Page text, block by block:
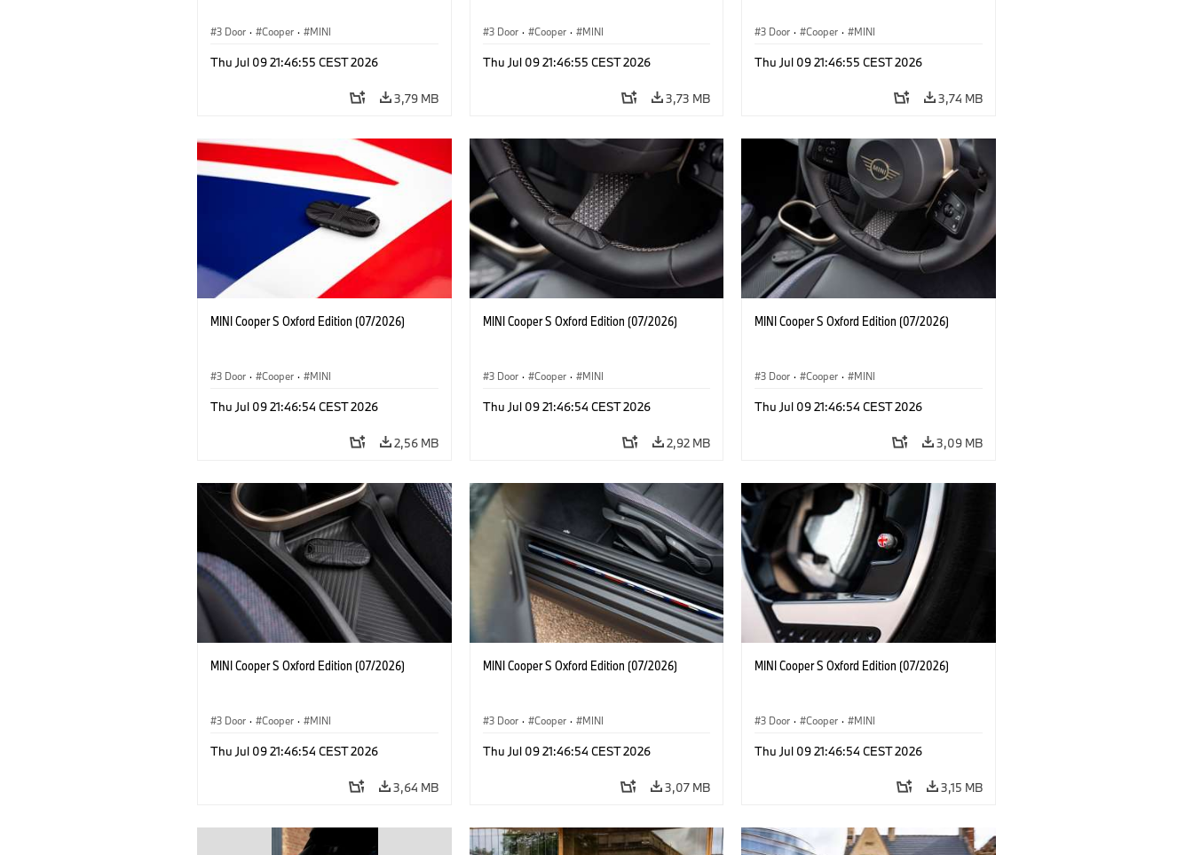
3 Door · Cooper · MINI
Thu Jul 09 21:46:55 CEST 2026
3,79 MB
3 Door · Cooper · MINI
Thu Jul 09 21:46:55 CEST 2026
3,73 MB
3 Door · Cooper · MINI
Thu Jul 09 21:46:55 CEST 2026
3,74 MB
MINI Cooper S Oxford Edition (07/2026)
3 Door · Cooper · MINI
Thu Jul 09 21:46:54 CEST 2026
2,56 MB
MINI Cooper S Oxford Edition (07/2026)
3 Door · Cooper · MINI
Thu Jul 09 21:46:54 CEST 2026
2,92 MB
MINI Cooper S Oxford Edition (07/2026)
3 Door · Cooper · MINI
Thu Jul 09 21:46:54 CEST 2026
3,09 MB
MINI Cooper S Oxford Edition (07/2026)
3 Door · Cooper · MINI
Thu Jul 09 21:46:54 CEST 2026
3,64 MB
MINI Cooper S Oxford Edition (07/2026)
3 Door · Cooper · MINI
Thu Jul 09 21:46:54 CEST 2026
3,07 MB
MINI Cooper S Oxford Edition (07/2026)
3 Door · Cooper · MINI
Thu Jul 09 21:46:54 CEST 2026
3,15 MB